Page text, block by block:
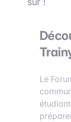
Le